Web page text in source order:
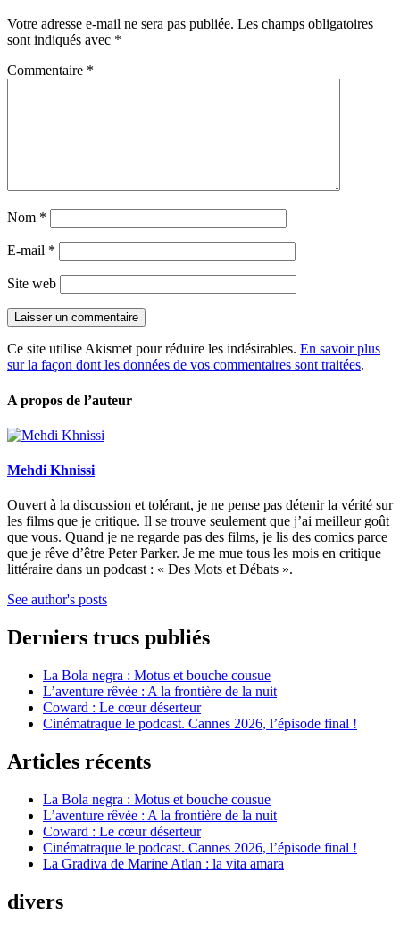
Votre adresse e-mail ne sera pas publiée. Les champs obligatoires
sont indiqués avec *
Commentaire *
Nom *
E-mail *
Site web
Ce site utilise Akismet pour réduire les indésirables. En savoir plus
sur la façon dont les données de vos commentaires sont traitées.
A propos de l’auteur
Mehdi Khnissi
Ouvert à la discussion et tolérant, je ne pense pas détenir la vérité sur
les films que je critique. Il se trouve seulement que j’ai meilleur goût
que vous. Quand je ne regarde pas des films, je lis des comics parce
que je rêve d’être Peter Parker. Je me mue tous les mois en critique
littéraire dans un podcast : « Des Mots et Débats ».
See author's posts
Derniers trucs publiés
La Bola negra : Motus et bouche cousue
L’aventure rêvée : A la frontière de la nuit
Coward : Le cœur déserteur
Cinématraque le podcast. Cannes 2026, l’épisode final !
Articles récents
La Bola negra : Motus et bouche cousue
L’aventure rêvée : A la frontière de la nuit
Coward : Le cœur déserteur
Cinématraque le podcast. Cannes 2026, l’épisode final !
La Gradiva de Marine Atlan : la vita amara
divers